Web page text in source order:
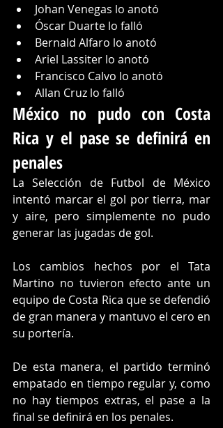
Johan Venegas lo anotó
Óscar Duarte lo falló
Bernald Alfaro lo anotó
Ariel Lassiter lo anotó
Francisco Calvo lo anotó
Allan Cruz lo falló
México no pudo con Costa
Rica y el pase se definirá en
penales
La Selección de Futbol de México
intentó marcar el gol por tierra, mar
y aire, pero simplemente no pudo
generar las jugadas de gol.
Los cambios hechos por el Tata
Martino no tuvieron efecto ante un
equipo de Costa Rica que se defendió
de gran manera y mantuvo el cero en
su portería.
De esta manera, el partido terminó
empatado en tiempo regular y, como
no hay tiempos extras, el pase a la
final se definirá en los penales.